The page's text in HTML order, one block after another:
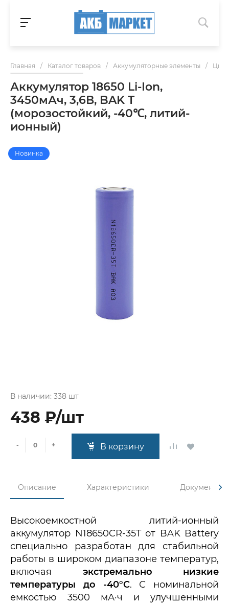
Главная / Каталог товаров / Аккумуляторные элементы /
Аккумулятор 18650 Li-Ion,
3450мАч, 3,6В, BAK T
(морозостойкий, -40℃, литий-
ионный)
Новинка
В наличии: 338 шт
438 ₽/шт
- + В корзину
Описание Характеристики Документы
Высокоемкостной литий-ионный
аккумулятор N18650CR-35T от BAK Battery
специально разработан для стабильной
работы в широком диапазоне температур,
включая экстремально низкие
температуры до -40°C. С номинальной
емкостью 3500 мА·ч и улучшенными